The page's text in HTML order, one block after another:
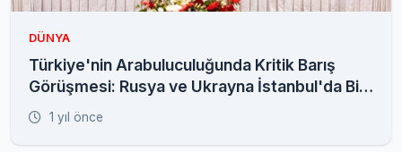
DÜNYA
Türkiye'nin Arabuluculuğunda Kritik Barış
Görüşmesi: Rusya ve Ukrayna İstanbul'da Bir
Araya Geldi
1 yıl önce